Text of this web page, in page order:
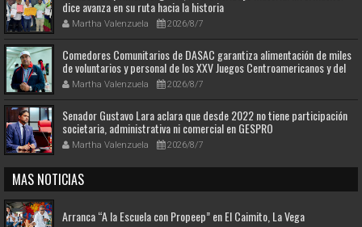
dice avanza en su ruta hacia la historia
Martha Valenzuela 2026/8/7
Comedores Comunitarios de DASAC garantiza alimentación de miles
de voluntarios y personal de los XXV Juegos Centroamericanos y del
Caribe Santo Domingo 2026
Martha Valenzuela 2026/8/7
Senador Gustavo Lara aclara que desde 2022 no tiene participación
societaria, administrativa ni comercial en GESPRO
Martha Valenzuela 2026/8/7
MAS NOTICIAS
Arranca “A la Escuela con Propeep” en El Caimito, La Vega